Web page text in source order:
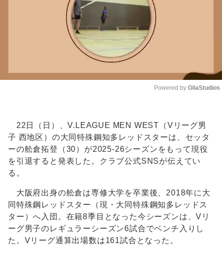
Powered by GliaStudios
22日（日）、V.LEAGUE MEN WEST（Vリーグ男
子 西地区）の大同特殊鋼知多レッドスターは、セッタ
ーの舩倉拓登（30）が2025-26シーズンをもって現役
を引退すると発表した。クラブ公式SNSが伝えてい
る。
大阪府出身の舩倉は専修大学を卒業後、2018年に大
同特殊鋼レッドスター（現・大同特殊鋼知多レッドス
ター）へ入団。在籍8季目となった今シーズンは、Vリ
ーグ男子のレギュラーシーズン6試合でベンチ入りし
た。Vリーグ通算出場数は161試合となった。